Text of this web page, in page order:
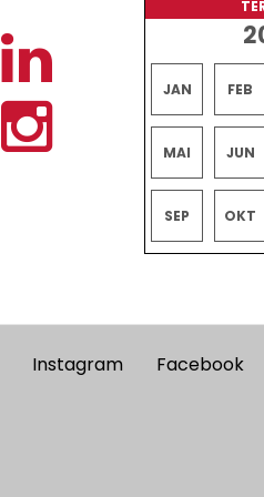
JAN FEB
MAI JUN
SEP OKT
Instagram Facebook